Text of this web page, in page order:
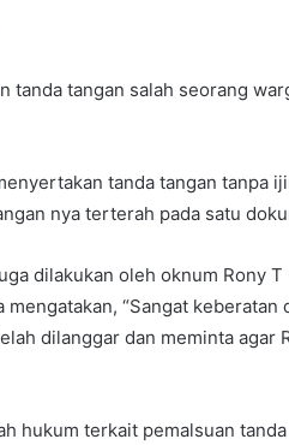
tanda tangan salah seorang
tanda tangan tanpa
nya terterah pada satu
dilakukan oleh oknum Rony
“Sangat keberatan
dilanggar dan meminta agar
hukum terkait pemalsuan